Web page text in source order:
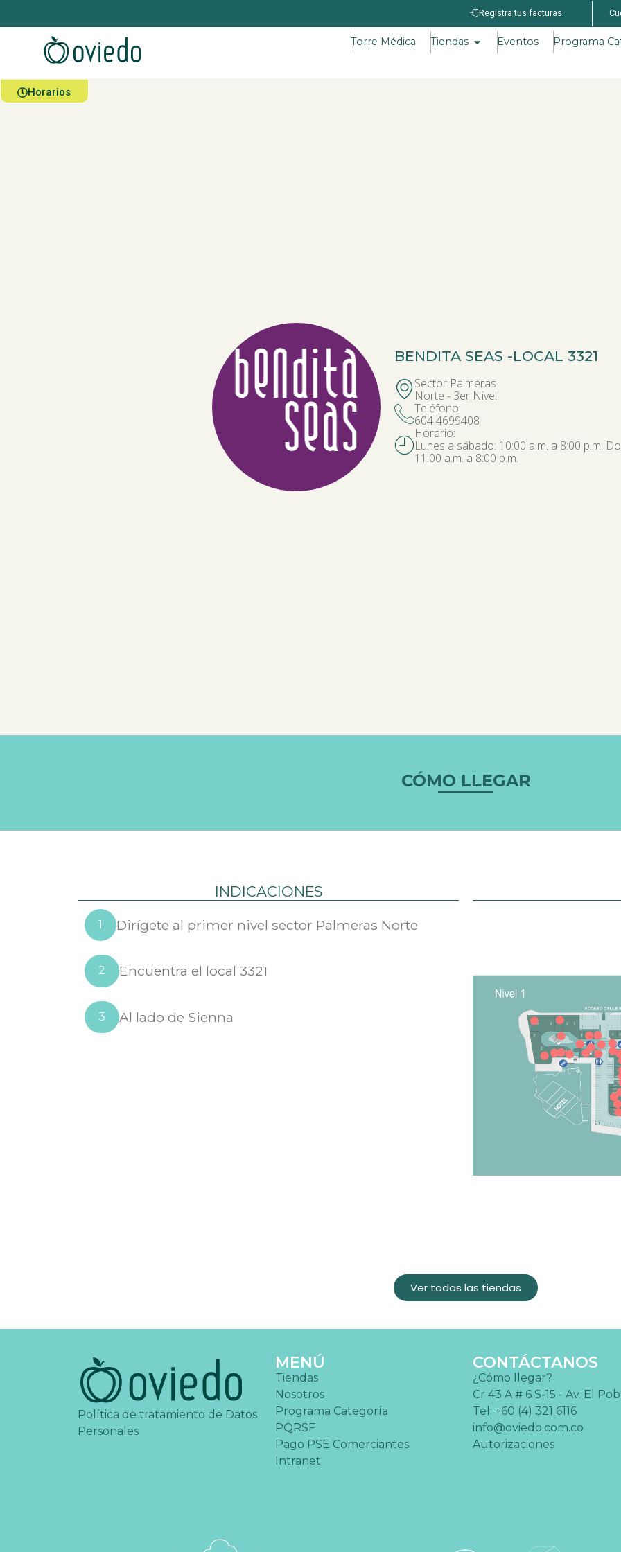
Registra tus facturas
Torre Médica Tiendas Eventos Programa
Horarios
BENDITA SEAS -LOCAL 3321
Sector Palmeras
Norte - 3er Nivel
Teléfono:
604 4699408
Horario:
Lunes a sábado: 10:00 a.m. a 8:00 p.m.
11:00 a.m. a 8:00 p.m.
CÓMO LLEGAR
INDICACIONES
1 Dirígete al primer nivel sector Palmeras Norte
2 Encuentra el local 3321
3 Al lado de Sienna
Ver todas las tiendas
Política de tratamiento de Datos
Personales
MENÚ
Tiendas
Nosotros
Programa Categoría
PQRSF
Pago PSE Comerciantes
Intranet
CONTÁCTANOS
¿Cómo llegar?
Cr 43 A # 6 S-15 - Av. El
Tel: +60 (4) 321 6116
info@oviedo.com.co
Autorizaciones